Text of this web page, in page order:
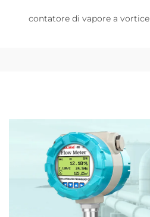
contatore di vapore a vortice